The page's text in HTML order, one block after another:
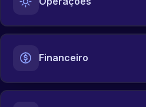
Financeiro